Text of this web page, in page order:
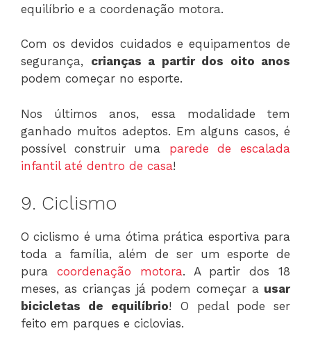
equilíbrio e a coordenação motora.
Com os devidos cuidados e equipamentos de
segurança, crianças a partir dos oito anos
podem começar no esporte.
Nos últimos anos, essa modalidade tem
ganhado muitos adeptos. Em alguns casos, é
possível construir uma parede de escalada
infantil até dentro de casa!
9. Ciclismo
O ciclismo é uma ótima prática esportiva para
toda a família, além de ser um esporte de
pura coordenação motora. A partir dos 18
meses, as crianças já podem começar a usar
bicicletas de equilíbrio! O pedal pode ser
feito em parques e ciclovias.